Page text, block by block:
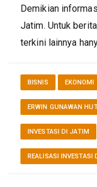
Demikian
Jatim. Untuk
terkini lainnya
BISNIS EKONOMI
ERWIN GUNAWAN
INVESTASI DI JATIM
REALISASI INVESTASI